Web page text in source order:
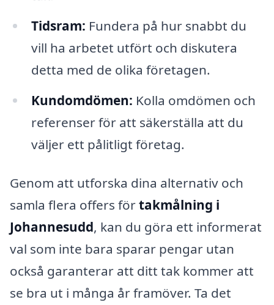
Tidsram: Fundera på hur snabbt du
vill ha arbetet utfört och diskutera
detta med de olika företagen.
Kundomdömen: Kolla omdömen och
referenser för att säkerställa att du
väljer ett pålitligt företag.
Genom att utforska dina alternativ och
samla flera offers förtakmålning i
Johannesudd, kan du göra ett informerat
val som inte bara sparar pengar utan
också garanterar att ditt tak kommer att
se bra ut i många år framöver. Ta det